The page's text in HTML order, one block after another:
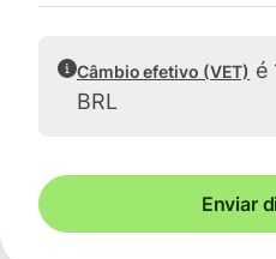
Câmbio efetivo (VET) é
BRL
Enviar